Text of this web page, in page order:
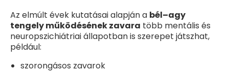
Az elmúlt évek kutatásai alapján a bél–agy
tengely működésének zavara több mentális és
neuropszichiátriai állapotban is szerepet játszhat,
például:
szorongásos zavarok
Daganatos betegségek